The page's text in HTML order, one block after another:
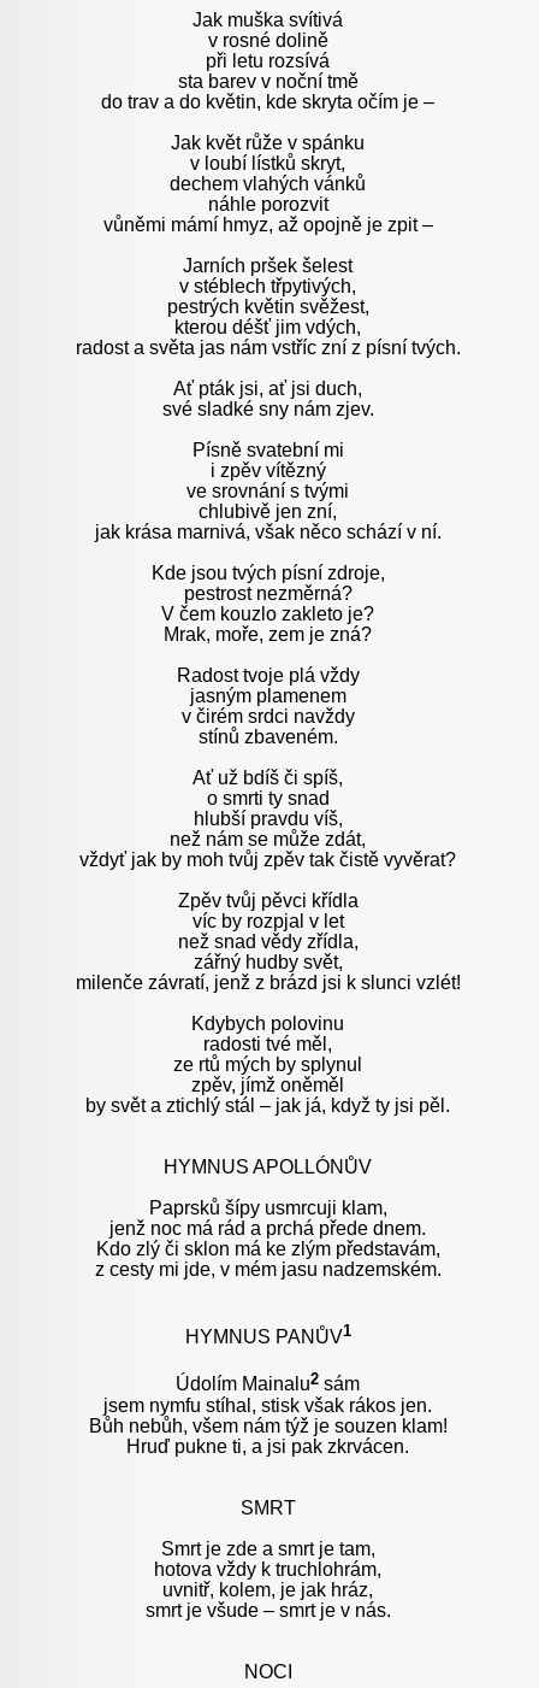
Jak muška svítivá
v rosné dolině
při letu rozsívá
sta barev v noční tmě
do trav a do květin, kde skryta očím je –
Jak květ růže v spánku
v loubí lístků skryt,
dechem vlahých vánků
náhle porozvit
vůněmi mámí hmyz, až opojně je zpit –
Jarních pršek šelest
v stéblech třpytivých,
pestrých květin svěžest,
kterou déšť jim vdých,
radost a světa jas nám vstříc zní z písní tvých.
Ať pták jsi, ať jsi duch,
své sladké sny nám zjev.
Písně svatební mi
i zpěv vítězný
ve srovnání s tvými
chlubivě jen zní,
jak krása marnivá, však něco schází v ní.
Kde jsou tvých písní zdroje,
pestrost nezměrná?
V čem kouzlo zakleto je?
Mrak, moře, zem je zná?
Radost tvoje plá vždy
jasným plamenem
v čirém srdci navždy
stínů zbaveném.
Ať už bdíš či spíš,
o smrti ty snad
hlubší pravdu víš,
než nám se může zdát,
vždyť jak by moh tvůj zpěv tak čistě vyvěrat?
Zpěv tvůj pěvci křídla
víc by rozpjal v let
než snad vědy zřídla,
zářný hudby svět,
milenče závratí, jenž z brázd jsi k slunci vzlét!
Kdybych polovinu
radosti tvé měl,
ze rtů mých by splynul
zpěv, jímž oněměl
by svět a ztichlý stál – jak já, když ty jsi pěl.
HYMNUS APOLLÓNŮV
Paprsků šípy usmrcuji klam,
jenž noc má rád a prchá přede dnem.
Kdo zlý či sklon má ke zlým představám,
z cesty mi jde, v mém jasu nadzemském.
HYMNUS PANŮV1
Údolím Mainalu2 sám
jsem nymfu stíhal, stisk však rákos jen.
Bůh nebůh, všem nám týž je souzen klam!
Hruď pukne ti, a jsi pak zkrvácen.
SMRT
Smrt je zde a smrt je tam,
hotova vždy k truchlohrám,
uvnitř, kolem, je jak hráz,
smrt je všude – smrt je v nás.
NOCI